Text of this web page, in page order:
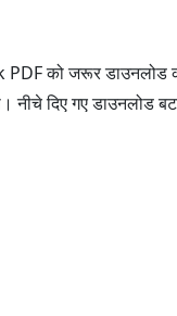
को जरूर डाउनलोड
नीचे दिए गए डाउनलोड